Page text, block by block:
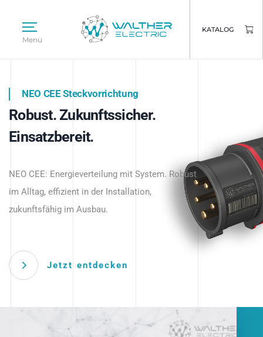
Menü
KATALOG
Intelligente Stromverteilung
beginnt hier.
NEO CEE Steckvorrichtung
Robust. Zukunftssicher.
Einsatzbereit.
NEO CEE: Energieverteilung mit System. Robust
im Alltag, effizient in der Installation,
zukunftsfähig im Ausbau.
Jetzt entdecken
Intelligenz trifft Energie.
Anwendungen – robust, IP-geschützt und
zukunftsfähig.